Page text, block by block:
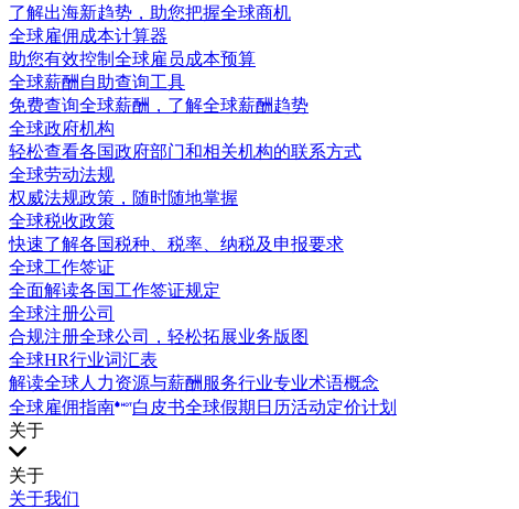
了解出海新趋势，助您把握全球商机
全球雇佣成本计算器
助您有效控制全球雇员成本预算
全球薪酬自助查询工具
免费查询全球薪酬，了解全球薪酬趋势
全球政府机构
轻松查看各国政府部门和相关机构的联系方式
全球劳动法规
权威法规政策，随时随地掌握
全球税收政策
快速了解各国税种、税率、纳税及申报要求
全球工作签证
全面解读各国工作签证规定
全球注册公司
合规注册全球公司，轻松拓展业务版图
全球HR行业词汇表
解读全球人力资源与薪酬服务行业专业术语概念
全球雇佣指南
白皮书全球假期日历活动定价计划
关于
关于
关于我们